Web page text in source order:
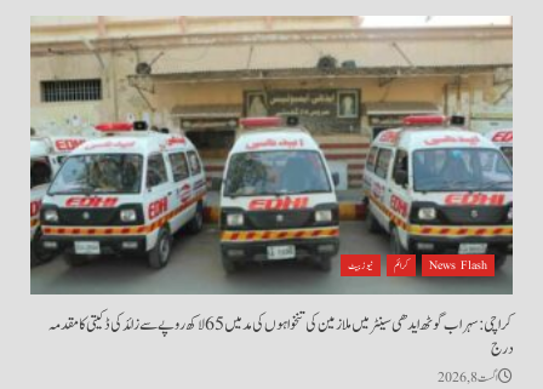
News Flash کرائم نیوز بیٹ
کراچی: سہراب گوٹھ ایدھی سینٹر میں ملازمین کی تنخواہوں کی مد میں 65 لاکھ روپے سے زائد کی ڈکیتی کا مقدمہ
درج
اگست 8, 2026